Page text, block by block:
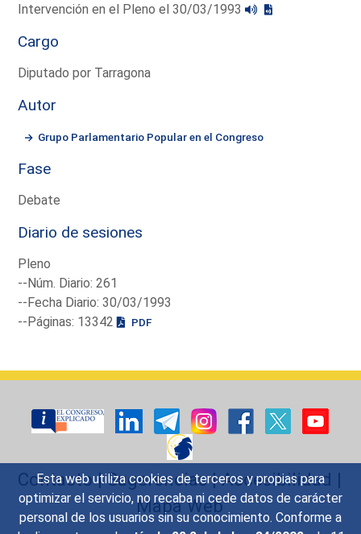
Esta web utiliza cookies de terceros y propias para
optimizar el servicio, no recaba ni cede datos de carácter
personal de los usuarios sin su conocimiento. Conforme a
Intervención en el Pleno el 30/03/1993
Cargo
Diputado por Tarragona
Autor
Grupo Parlamentario Popular en el Congreso
Fase
Debate
Diario de sesiones
Pleno
--Núm. Diario: 261
--Fecha Diario: 30/03/1993
--Páginas: 13342
PDF
Contacto|Sugerencias|Accesibilidad |
Mapa Web